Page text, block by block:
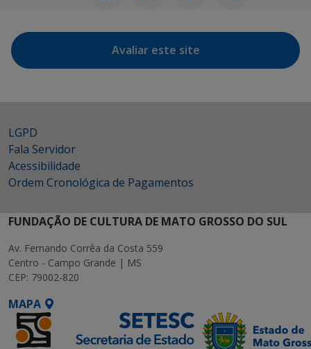
Avaliar este site
LGPD
Fala Servidor
Acessibilidade
Ordem Cronológica de Pagamentos
FUNDAÇÃO DE CULTURA DE MATO GROSSO DO SUL
Av. Fernando Corrêa da Costa 559
Centro - Campo Grande | MS
CEP: 79002-820
MAPA